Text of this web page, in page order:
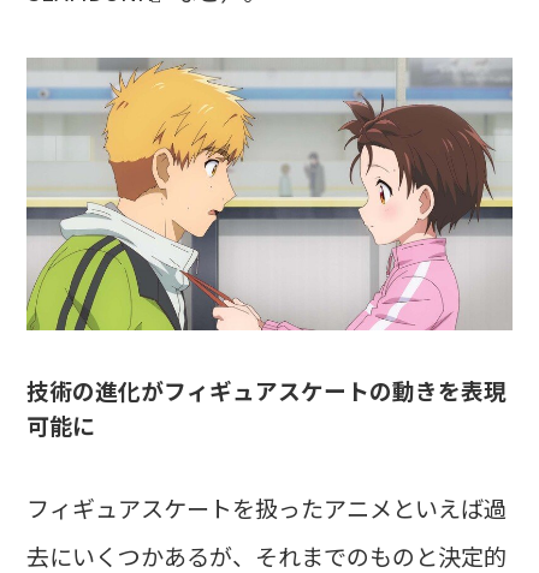
技術の進化がフィギュアスケートの動きを表現
可能に
フィギュアスケートを扱ったアニメといえば過
去にいくつかあるが、それまでのものと決定的